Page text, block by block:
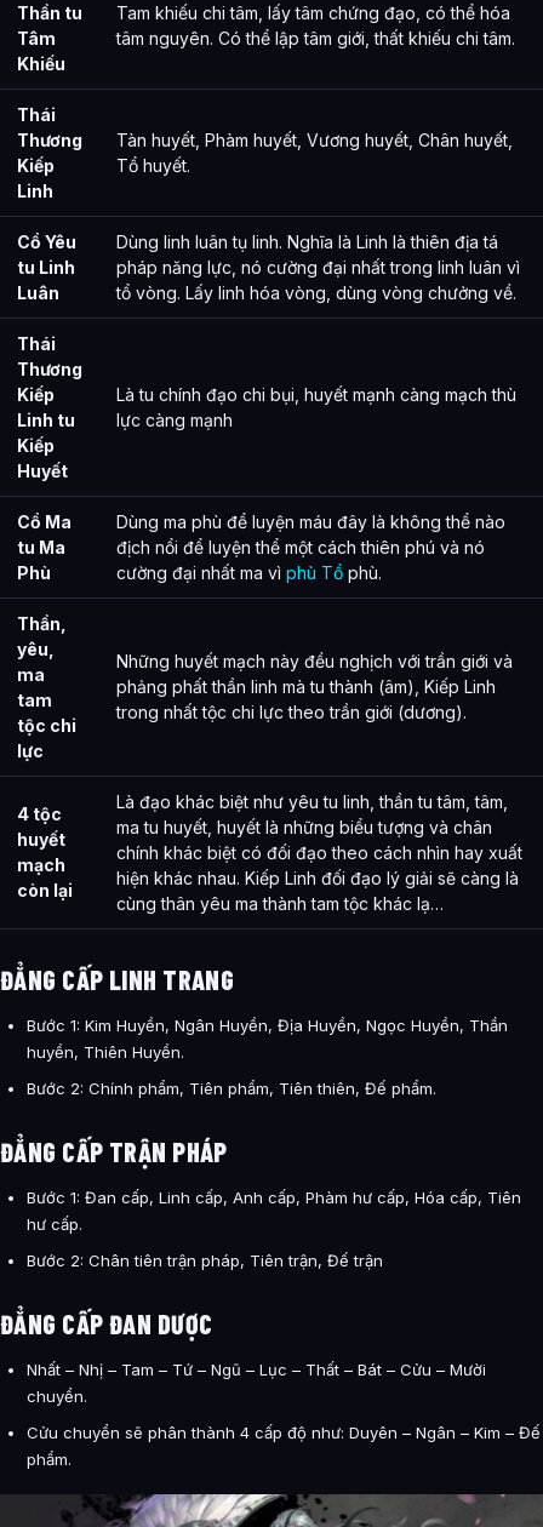
Thần tu
Tâm
Khiếu
Tam khiếu chi tâm, lấy tâm chứng đạo, có thể hóa
tâm nguyên. Có thể lập tâm giới, thất khiếu chi tâm.
Thái
Thương
Kiếp
Linh
Tàn huyết, Phàm huyết, Vương huyết, Chân huyết,
Tổ huyết.
Cổ Yêu
tu Linh
Luân
Dùng linh luân tụ linh. Nghĩa là Linh là thiên địa tá
pháp năng lực, nó cường đại nhất trong linh luân vì
tổ vòng. Lấy linh hóa vòng, dùng vòng chưởng về.
Thái
Thương
Kiếp
Linh tu
Kiếp
Huyết
Là tu chính đạo chi bụi, huyết mạnh càng mạch thù
lực càng mạnh
Cổ Ma
tu Ma
Phù
Dùng ma phù để luyện máu đây là không thể nào
địch nổi để luyện thể một cách thiên phú và nó
cường đại nhất ma vì phù Tổ phù.
Thần,
yêu,
ma
tam
tộc chi
lực
Những huyết mạch này đều nghịch với trần giới và
phảng phất thần linh mà tu thành (âm), Kiếp Linh
trong nhất tộc chi lực theo trần giới (dương).
4 tộc
huyết
mạch
còn lại
Là đạo khác biệt như yêu tu linh, thần tu tâm, tâm,
ma tu huyết, huyết là những biểu tượng và chân
chính khác biệt có đối đạo theo cách nhìn hay xuất
hiện khác nhau. Kiếp Linh đối đạo lý giải sẽ càng là
cùng thân yêu ma thành tam tộc khác lạ…
ĐẲNG CẤP LINH TRANG
Bước 1: Kim Huyền, Ngân Huyền, Địa Huyền, Ngọc Huyền, Thần
huyền, Thiên Huyền.
Bước 2: Chính phẩm, Tiên phẩm, Tiên thiên, Đế phẩm.
ĐẲNG CẤP TRẬN PHÁP
Bước 1: Đan cấp, Linh cấp, Anh cấp, Phàm hư cấp, Hóa cấp, Tiên
hư cấp.
Bước 2: Chân tiên trận pháp, Tiên trận, Đế trận
ĐẲNG CẤP ĐAN DƯỢC
Nhất – Nhị – Tam – Tứ – Ngũ – Lục – Thất – Bát – Cửu – Mười
chuyển.
Cửu chuyển sẽ phân thành 4 cấp độ như: Duyên – Ngân – Kim – Đế
phẩm.